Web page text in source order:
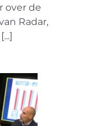
over de
Radar,